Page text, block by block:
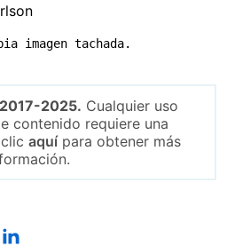
imagen tachada.
2025. Cualquier uso
contenido requiere una
aquípara obtener más